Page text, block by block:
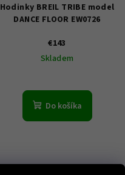
Hodinky BREIL TRIBE model
DANCE FLOOR EW0726
€143
Skladem
Do košíka